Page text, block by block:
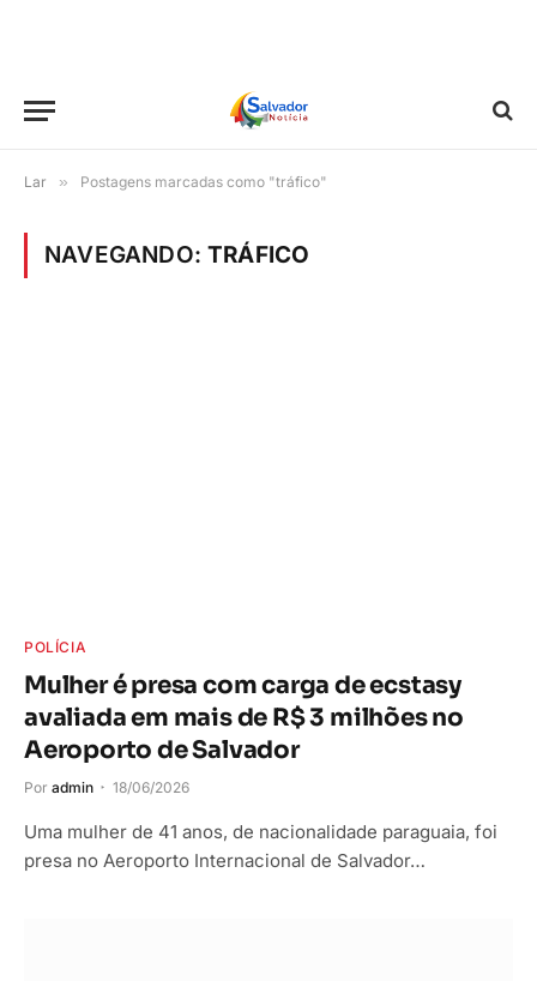
Lar » Postagens marcadas como "tráfico"
NAVEGANDO:TRÁFICO
POLÍCIA
Mulher é presa com carga de ecstasy
avaliada em mais de R$ 3 milhões no
Aeroporto de Salvador
Por admin 18/06/2026
Uma mulher de 41 anos, de nacionalidade paraguaia, foi
presa no Aeroporto Internacional de Salvador…